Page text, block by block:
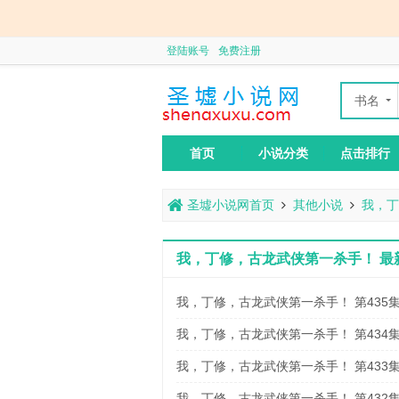
登陆账号 免费注册
书名
作者
首页
小说分类 点击排行
圣墟小说网首页 其他小说 我，
我，丁修，古龙武侠第一杀手！ 最
我，丁修，古龙武侠第一杀手！ 第435
我，丁修，古龙武侠第一杀手！ 第434
我，丁修，古龙武侠第一杀手！ 第433